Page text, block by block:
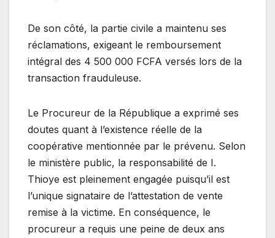
De son côté, la partie civile a maintenu ses
réclamations, exigeant le remboursement
intégral des 4 500 000 FCFA versés lors de la
transaction frauduleuse.
Le Procureur de la République a exprimé ses
doutes quant à l’existence réelle de la
coopérative mentionnée par le prévenu. Selon
le ministère public, la responsabilité de I.
Thioye est pleinement engagée puisqu’il est
l’unique signataire de l’attestation de vente
remise à la victime. En conséquence, le
procureur a requis une peine de deux ans